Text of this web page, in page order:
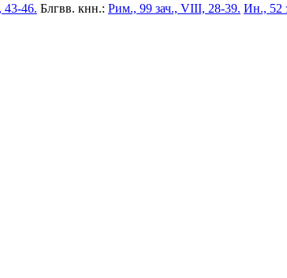
46. Блгвв. кнн.: Рим., 99 зач., VIII, 28-39. Ин., 52